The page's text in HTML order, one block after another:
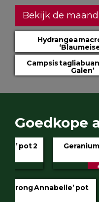
Bekijk de
Hydrangea
Campsis
Galen’
Goedkope
Geranium
€5.99
Hydrangea